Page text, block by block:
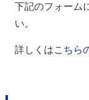
下記のフォーム
い。
詳しくはこちら